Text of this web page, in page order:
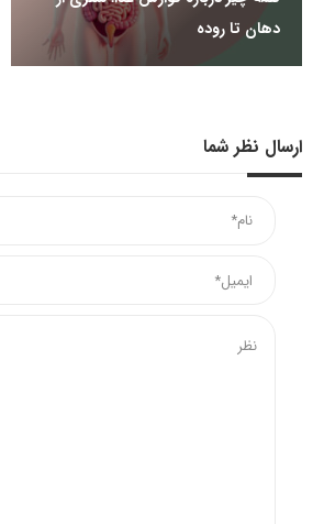
دهان تا روده
ارسال نظر شما